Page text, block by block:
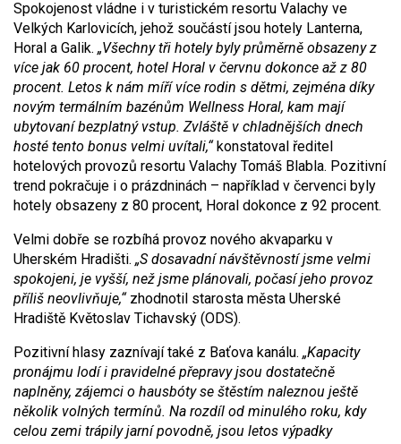
Spokojenost vládne i v turistickém resortu Valachy ve
Velkých Karlovicích, jehož součástí jsou hotely Lanterna,
Horal a Galik. „Všechny tři hotely byly průměrně obsazeny z
více jak 60 procent, hotel Horal v červnu dokonce až z 80
procent. Letos k nám míří více rodin s dětmi, zejména díky
novým termálním bazénům Wellness Horal, kam mají
ubytovaní bezplatný vstup. Zvláště v chladnějších dnech
hosté tento bonus velmi uvítali,“konstatoval ředitel
hotelových provozů resortu Valachy Tomáš Blabla. Pozitivní
trend pokračuje i o prázdninách – například v červenci byly
hotely obsazeny z 80 procent, Horal dokonce z 92 procent.
Velmi dobře se rozbíhá provoz nového akvaparku v
Uherském Hradišti. „S dosavadní návštěvností jsme velmi
spokojeni, je vyšší, než jsme plánovali, počasí jeho provoz
příliš neovlivňuje,“zhodnotil starosta města Uherské
Hradiště Květoslav Tichavský (ODS).
Pozitivní hlasy zaznívají také z Baťova kanálu. „Kapacity
pronájmu lodí i pravidelné přepravy jsou dostatečně
naplněny, zájemci o hausbóty se štěstím naleznou ještě
několik volných termínů. Na rozdíl od minulého roku, kdy
celou zemi trápily jarní povodně, jsou letos výpadky